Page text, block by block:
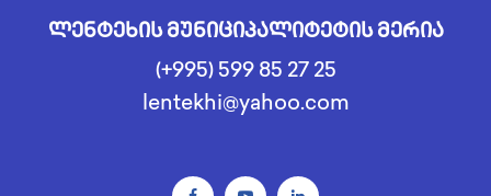
ლენტეხის მუნიციპალიტეტის მერია
(+995) 599 85 27 25
lentekhi@yahoo.com